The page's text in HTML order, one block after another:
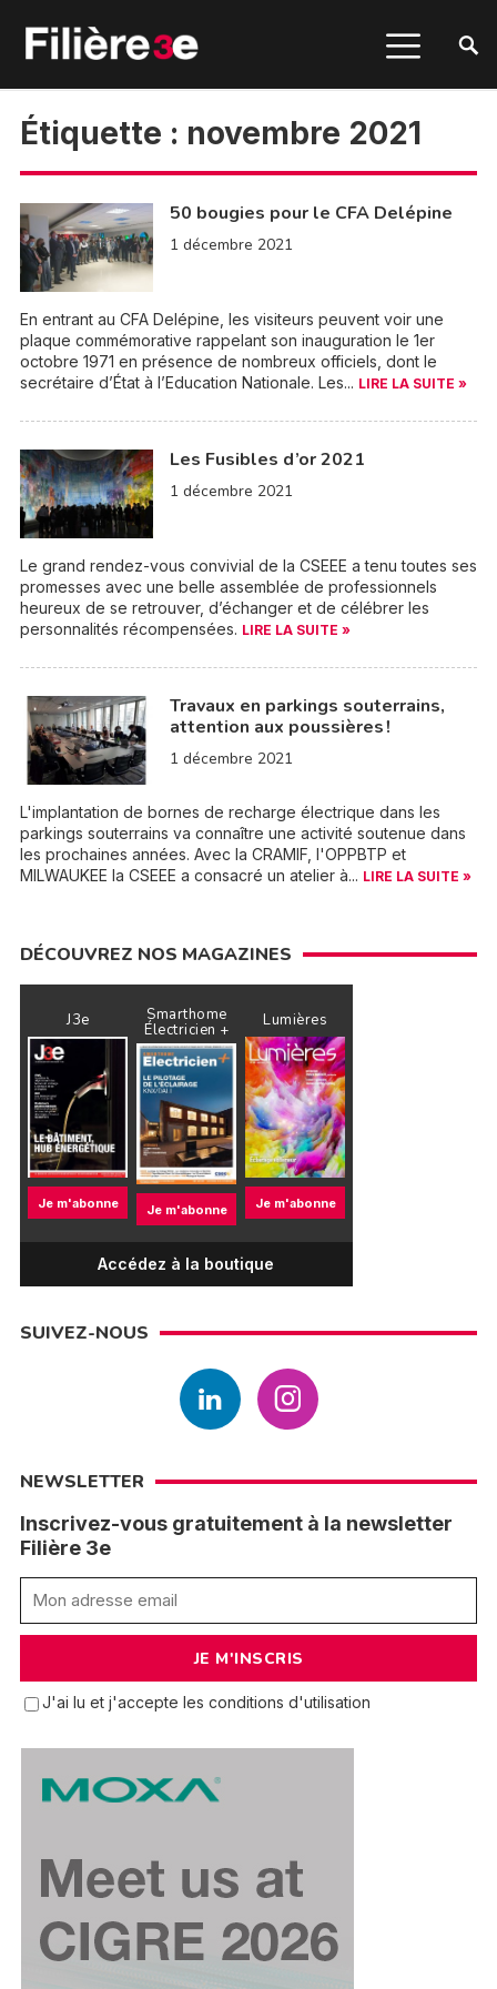
Étiquette : novembre 2021
50 bougies pour le CFA Delépine
1 décembre 2021
En entrant au CFA Delépine, les visiteurs peuvent voir une
plaque commémorative rappelant son inauguration le 1er
octobre 1971 en présence de nombreux officiels, dont le
secrétaire d’État à l’Education Nationale. Les... LIRE LA SUITE »
Les Fusibles d’or 2021
1 décembre 2021
Le grand rendez-vous convivial de la CSEEE a tenu toutes ses
promesses avec une belle assemblée de professionnels
heureux de se retrouver, d’échanger et de célébrer les
personnalités récompensées. LIRE LA SUITE »
Travaux en parkings souterrains,
attention aux poussières !
1 décembre 2021
L'implantation de bornes de recharge électrique dans les
parkings souterrains va connaître une activité soutenue dans
les prochaines années. Avec la CRAMIF, l'OPPBTP et
MILWAUKEE la CSEEE a consacré un atelier à... LIRE LA SUITE »
DÉCOUVREZ NOS MAGAZINES
J3e
Je m'abonne
Smarthome
Électricien +
Je m'abonne
Lumières
Je m'abonne
Accédez à la boutique
SUIVEZ-NOUS
NEWSLETTER
Inscrivez-vous gratuitement à la newsletter
Filière 3e
J'ai lu et j'accepte les conditions d'utilisation